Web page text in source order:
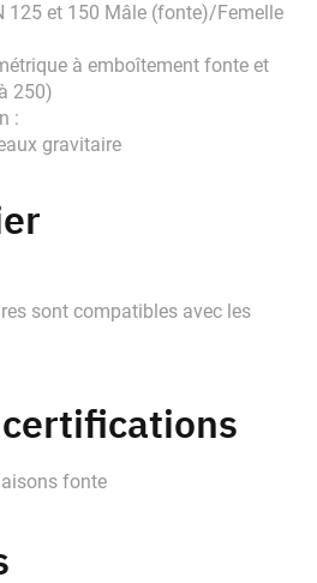
125 et 150 Mâle (fonte)/Femelle
à emboîtement fonte et
250)
:
gravitaire
sont compatibles avec les
fonte